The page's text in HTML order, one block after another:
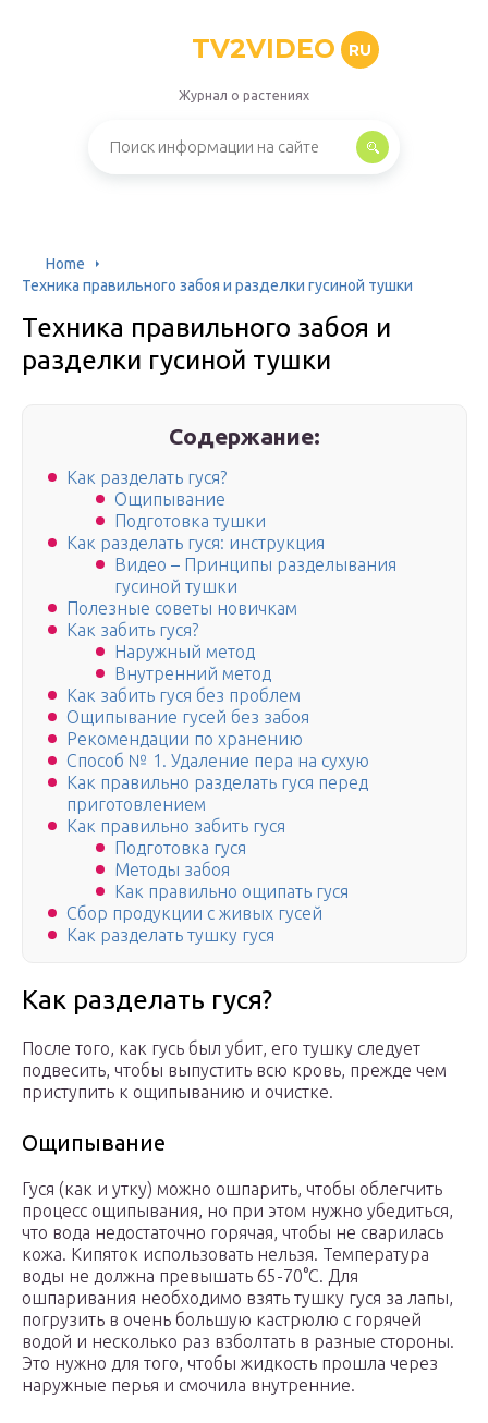
TV2VIDEO RU
Журнал о растениях
Home
Техника правильного забоя и разделки гусиной тушки
Техника правильного забоя и
разделки гусиной тушки
Содержание:
Как разделать гуся?
Ощипывание
Подготовка тушки
Как разделать гуся: инструкция
Видео – Принципы разделывания
гусиной тушки
Полезные советы новичкам
Как забить гуся?
Наружный метод
Внутренний метод
Как забить гуся без проблем
Ощипывание гусей без забоя
Рекомендации по хранению
Способ № 1. Удаление пера на сухую
Как правильно разделать гуся перед
приготовлением
Как правильно забить гуся
Подготовка гуся
Методы забоя
Как правильно ощипать гуся
Сбор продукции с живых гусей
Как разделать тушку гуся
Как разделать гуся?
После того, как гусь был убит, его тушку следует
подвесить, чтобы выпустить всю кровь, прежде чем
приступить к ощипыванию и очистке.
Ощипывание
Гуся (как и утку) можно ошпарить, чтобы облегчить
процесс ощипывания, но при этом нужно убедиться,
что вода недостаточно горячая, чтобы не сварилась
кожа. Кипяток использовать нельзя. Температура
воды не должна превышать 65-70°С. Для
ошпаривания необходимо взять тушку гуся за лапы,
погрузить в очень большую кастрюлю с горячей
водой и несколько раз взболтать в разные стороны.
Это нужно для того, чтобы жидкость прошла через
наружные перья и смочила внутренние.